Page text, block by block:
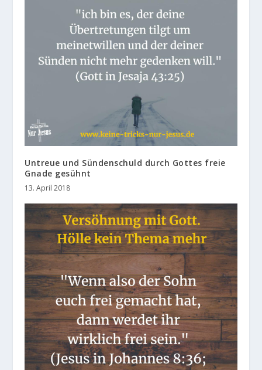
Untreue und Sündenschuld durch Gottes freie
Gnade gesühnt
13. April 2018